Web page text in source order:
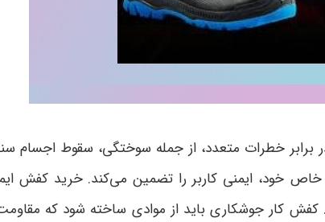
خطرات متعدد، از جمله سوختگی، سقوط اجسام
خاص خود، ایمنی کاربر را تضمین می‌کند. خرید کفش
کار جوشکاری باید از موادی ساخته شود که مقاومت